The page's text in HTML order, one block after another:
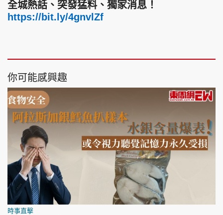
全城熱話、突發猛料、獨家消息！
https://bit.ly/4gnvlZf
你可能感興趣
時事直擊